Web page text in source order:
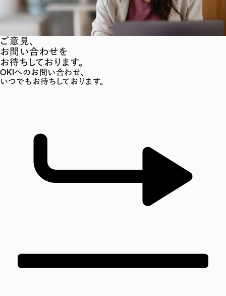
ご意見、
お問い合わせを
お待ちしております。
OKIへのお問い合わせ、
いつでもお待ちしております。